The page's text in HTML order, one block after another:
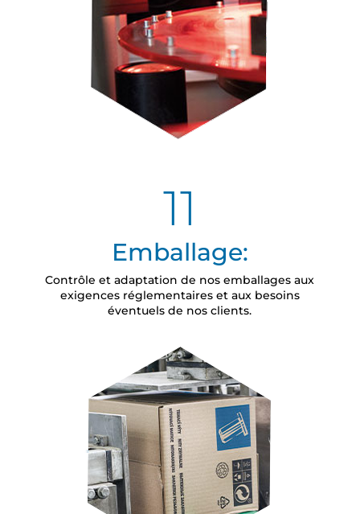
11
Emballage:
Contrôle et adaptation de nos emballages aux
exigences réglementaires et aux besoins
éventuels de nos clients.